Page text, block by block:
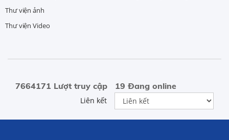
Thư viện ảnh
Thư viện Video
7664171 Lượt truy cập 19 Đang online
Liên kết